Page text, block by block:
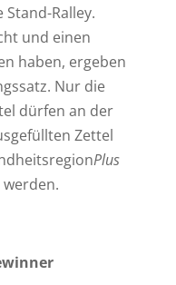
Ralley.
und einen
haben, ergeben
Nur die
dürfen an der
Zettel
Plus